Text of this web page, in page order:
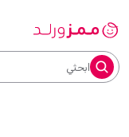
ابحثي